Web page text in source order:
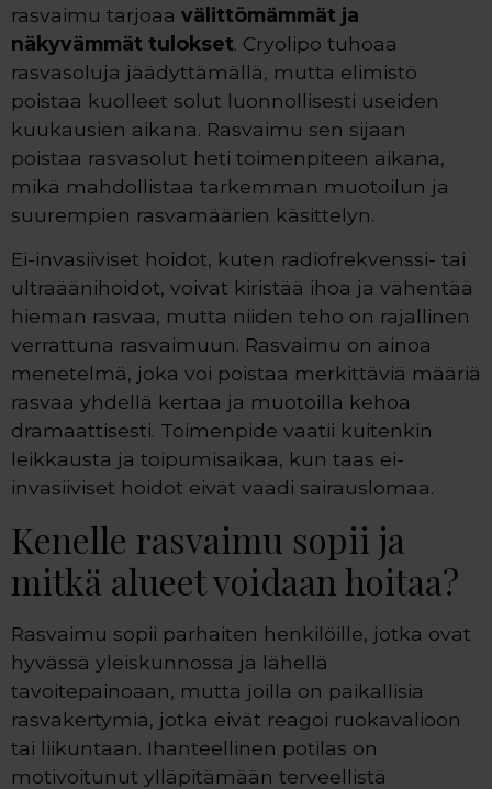
rasvaimu tarjoaa välittömämmät ja
näkyvämmät tulokset. Cryolipo tuhoaa
rasvasoluja jäädyttämällä, mutta elimistö
poistaa kuolleet solut luonnollisesti useiden
kuukausien aikana. Rasvaimu sen sijaan
poistaa rasvasolut heti toimenpiteen aikana,
mikä mahdollistaa tarkemman muotoilun ja
suurempien rasvamäärien käsittelyn.
Ei-invasiiviset hoidot, kuten radiofrekvenssi- tai
ultraäänihoidot, voivat kiristää ihoa ja vähentää
hieman rasvaa, mutta niiden teho on rajallinen
verrattuna rasvaimuun. Rasvaimu on ainoa
menetelmä, joka voi poistaa merkittäviä määriä
rasvaa yhdellä kertaa ja muotoilla kehoa
dramaattisesti. Toimenpide vaatii kuitenkin
leikkausta ja toipumisaikaa, kun taas ei-
invasiiviset hoidot eivät vaadi sairauslomaa.
Kenelle rasvaimu sopii ja
mitkä alueet voidaan hoitaa?
Rasvaimu sopii parhaiten henkilöille, jotka ovat
hyvässä yleiskunnossa ja lähellä
tavoitepainoaan, mutta joilla on paikallisia
rasvakertymiä, jotka eivät reagoi ruokavalioon
tai liikuntaan. Ihanteellinen potilas on
motivoitunut ylläpitämään terveellistä